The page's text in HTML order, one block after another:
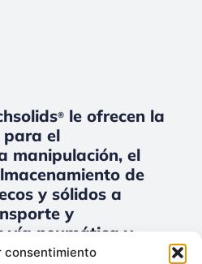
consentimiento
®le ofrecen la
para el
manipulación, el
de
y sólidos a
y
vía neumática y
elevadores, silos,